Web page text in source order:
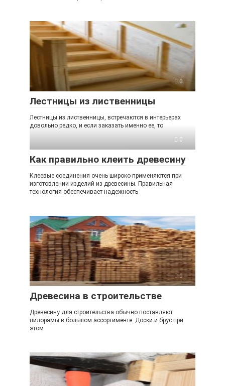
0
Лестницы из лиственницы
Лестницы из лиственницы, встречаются в интерьерах
довольно редко, и если заказать именно ее, то
0
Как правильно клеить древесину
Клеевые соединения очень широко применяются при
изготовлении изделий из древесины. Правильная
технология обеспечивает надежность
0
Древесина в строительстве
Древесину для строительства обычно поставляют
пилорамы в большом ассортименте. Доски и брус при
этом